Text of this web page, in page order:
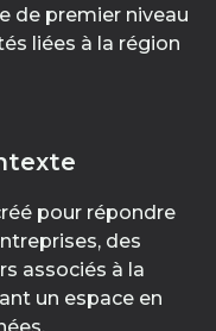
de premier niveau
liées à la région
pour répondre
des
associés à la
un espace en